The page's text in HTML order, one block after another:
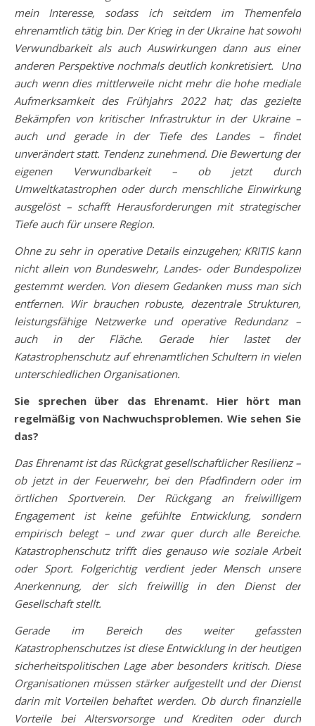
mein Interesse, sodass ich seitdem im Themenfeld
ehrenamtlich tätig bin. Der Krieg in der Ukraine hat sowohl
Verwundbarkeit als auch Auswirkungen dann aus einer
anderen Perspektive nochmals deutlich konkretisiert. Und
auch wenn dies mittlerweile nicht mehr die hohe mediale
Aufmerksamkeit des Frühjahrs 2022 hat; das gezielte
Bekämpfen von kritischer Infrastruktur in der Ukraine –
auch und gerade in der Tiefe des Landes – findet
unverändert statt. Tendenz zunehmend. Die Bewertung der
eigenen Verwundbarkeit – ob jetzt durch
Umweltkatastrophen oder durch menschliche Einwirkung
ausgelöst – schafft Herausforderungen mit strategischer
Tiefe auch für unsere Region.
Ohne zu sehr in operative Details einzugehen; KRITIS kann
nicht allein von Bundeswehr, Landes- oder Bundespolizei
gestemmt werden. Von diesem Gedanken muss man sich
entfernen. Wir brauchen robuste, dezentrale Strukturen,
leistungsfähige Netzwerke und operative Redundanz –
auch in der Fläche. Gerade hier lastet der
Katastrophenschutz auf ehrenamtlichen Schultern in vielen
unterschiedlichen Organisationen.
Sie sprechen über das Ehrenamt. Hier hört man
regelmäßig von Nachwuchsproblemen. Wie sehen Sie
das?
Das Ehrenamt ist das Rückgrat gesellschaftlicher Resilienz –
ob jetzt in der Feuerwehr, bei den Pfadfindern oder im
örtlichen Sportverein. Der Rückgang an freiwilligem
Engagement ist keine gefühlte Entwicklung, sondern
empirisch belegt – und zwar quer durch alle Bereiche.
Katastrophenschutz trifft dies genauso wie soziale Arbeit
oder Sport. Folgerichtig verdient jeder Mensch unsere
Anerkennung, der sich freiwillig in den Dienst der
Gesellschaft stellt.
Gerade im Bereich des weiter gefassten
Katastrophenschutzes ist diese Entwicklung in der heutigen
sicherheitspolitischen Lage aber besonders kritisch. Diese
Organisationen müssen stärker aufgestellt und der Dienst
darin mit Vorteilen behaftet werden. Ob durch finanzielle
Vorteile bei Altersvorsorge und Krediten oder durch